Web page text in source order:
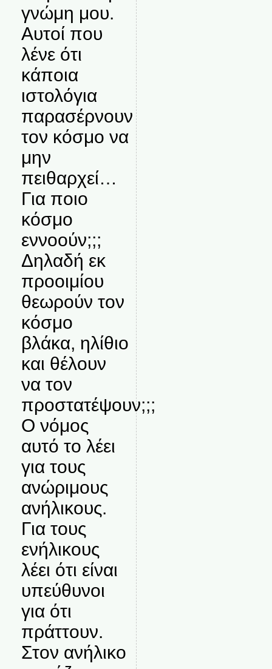
γνώμη μου.
Αυτοί που
λένε ότι
κάποια
ιστολόγια
παρασέρνουν
τον κόσμο να
μην
πειθαρχεί…
Για ποιο
κόσμο
εννοούν;;;
Δηλαδή εκ
προοιμίου
θεωρούν τον
κόσμο
βλάκα, ηλίθιο
και θέλουν
να τον
προστατέψουν;;;
Ο νόμος
αυτό το λέει
για τους
ανώριμους
ανήλικους.
Για τους
ενήλικους
λέει ότι είναι
υπεύθυνοι
για ότι
πράττουν.
Στον ανήλικο